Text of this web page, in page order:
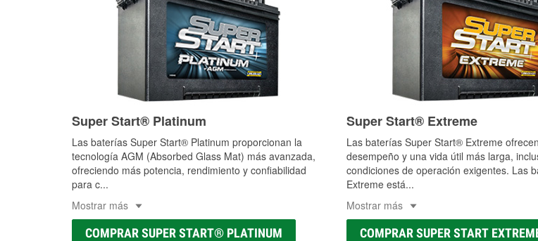
Super Start® Platinum
Las baterías Super Start® Platinum proporcionan la
tecnología AGM (Absorbed Glass Mat) más avanzada,
ofreciendo más potencia, rendimiento y confiabilidad
para c...
Mostrar más
COMPRAR SUPER START® PLATINUM
Super Start® Extreme
Las baterías Super Start® Extreme
desempeño y una vida útil más larga,
condiciones de operación exigentes. Las
Extreme está...
Mostrar más
COMPRAR SUPER START